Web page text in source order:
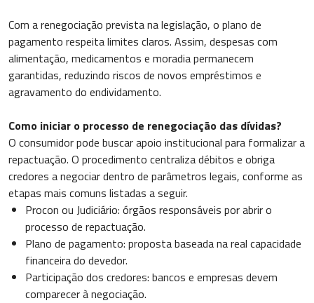
Com a renegociação prevista na legislação, o plano de
pagamento respeita limites claros. Assim, despesas com
alimentação, medicamentos e moradia permanecem
garantidas, reduzindo riscos de novos empréstimos e
agravamento do endividamento.
Como iniciar o processo de renegociação das dívidas?
O consumidor pode buscar apoio institucional para formalizar a
repactuação. O procedimento centraliza débitos e obriga
credores a negociar dentro de parâmetros legais, conforme as
etapas mais comuns listadas a seguir.
Procon ou Judiciário: órgãos responsáveis por abrir o
processo de repactuação.
Plano de pagamento: proposta baseada na real capacidade
financeira do devedor.
Participação dos credores: bancos e empresas devem
comparecer à negociação.